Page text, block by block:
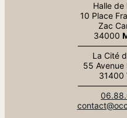
Halle de
10 Place
Zac
34000
La Cité
55 Avenue
31400